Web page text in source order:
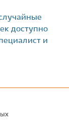
доступно
и